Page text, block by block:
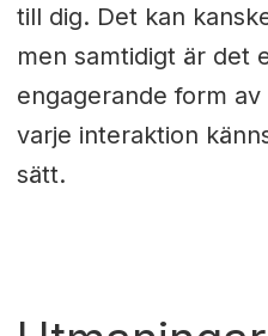
till dig. Det kan
men samtidigt är det
engagerande form
varje interaktion
sätt.